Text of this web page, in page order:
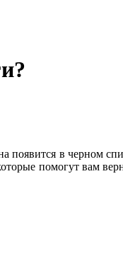
в черном
помогут вам